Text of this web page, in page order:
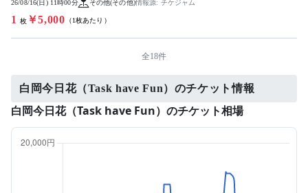
26/08/16(日) 11時00分 その他(その他)情報源: チケジャム
1 枚￥5,000 （1枚あたり）
全18件
白岡今日花（Task have Fun）のチケット情報
白岡今日花（Task have Fun）のチケット相場